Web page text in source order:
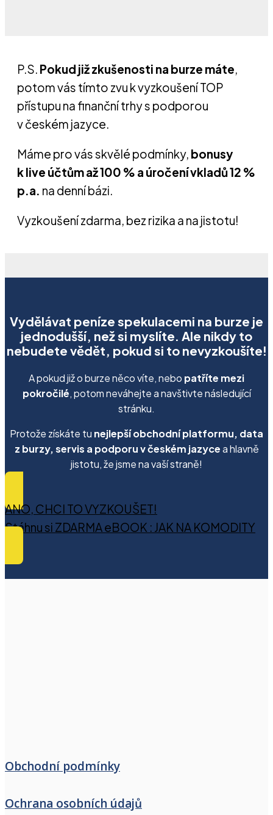
P.S. Pokud již zkušenosti na burze máte,
potom vás tímto zvu k vyzkoušení TOP
přístupu na finanční trhy s podporou
v českém jazyce.
Máme pro vás skvělé podmínky, bonusy
k live účtům až 100 % a úročení vkladů 12 %
p.a. na denní bázi.
Vyzkoušení zdarma, bez rizika a na jistotu!
Vydělávat peníze spekulacemi na burze je
jednodušší, než si myslíte. Ale nikdy to
nebudete vědět, pokud si to nevyzkoušíte!
A pokud již o burze něco víte, nebo patříte mezi
pokročilé, potom neváhejte a navštivte následující
stránku.
Protože získáte tu nejlepší obchodní platformu, data
z burzy, servis a podporu v českém jazycea hlavně
jistotu, že jsme na vaší straně!
ANO, CHCI TO VYZKOUŠET!
Stáhnu si ZDARMA eBOOK : JAK NA KOMODITY
Obchodní podmínky
Ochrana osobních údajů